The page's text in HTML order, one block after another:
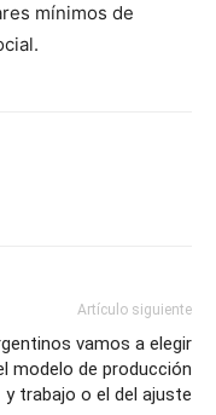
mínimos de
Artículo siguiente
vamos a elegir
modelo de producción
y trabajo o el del ajuste